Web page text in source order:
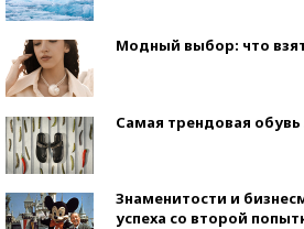
Модный выбор: что
Самая трендовая обувь
Знаменитости и
успеха со второй